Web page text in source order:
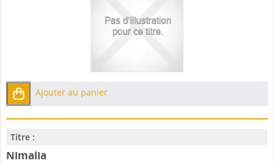
Ajouter au panier
Titre :
Nimalia